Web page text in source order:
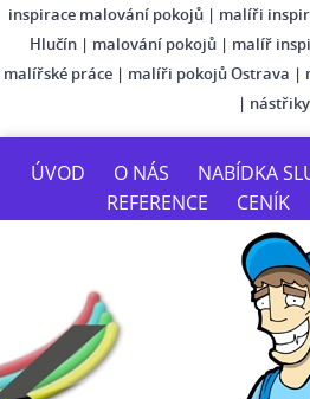
inspirace malování pokojů | malíři
Hlučín| malování pokojů| malíř
malířské práce | malíři pokojů Ostrava |
| nástřiky
ÚVOD O NÁS NABÍDKA
REFERENCE
CENÍK